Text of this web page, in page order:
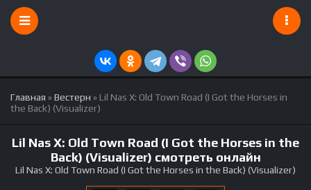
Главная »Вестерн » Lil Nas X: Old Town Road (I Got the Horses in
the Back) (Visualizer)
Lil Nas X: Old Town Road (I Got the Horses in the
Back) (Visualizer) смотреть онлайн
Lil Nas X: Old Town Road (I Got the Horses in the Back) (Visualizer)